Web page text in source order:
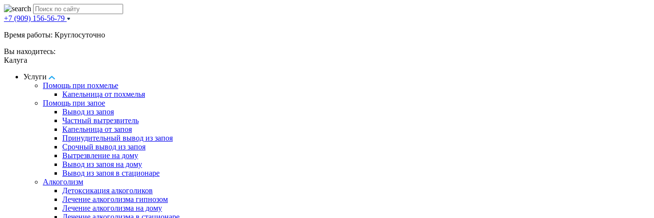
+7 (909) 156-56-79
Время работы: Круглосуточно
Вы находитесь:
Калуга
Услуги
Помощь при похмелье
Капельница от похмелья
Помощь при запое
Вывод из запоя
Частный вытрезвитель
Капельница от запоя
Принудительный вывод из запоя
Срочный вывод из запоя
Вытрезвление на дому
Вывод из запоя на дому
Вывод из запоя в стационаре
Алкоголизм
Детоксикация алкоголиков
Лечение алкоголизма гипнозом
Лечение алкоголизма на дому